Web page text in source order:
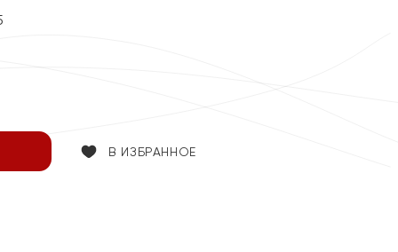
В ИЗБРАННОЕ